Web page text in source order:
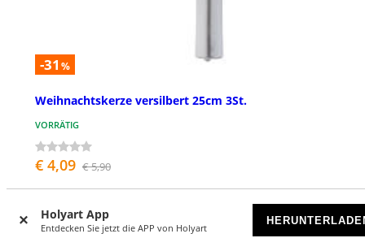
Holyart App
Entdecken Sie jetzt die APP von Holyart
-31 %
Weihnachtskerze versilbert 25cm 3St.
VORRÄTIG
€ 4,09 € 5,90